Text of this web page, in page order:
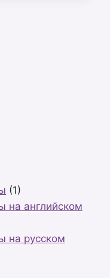
(1)
на английском
на русском